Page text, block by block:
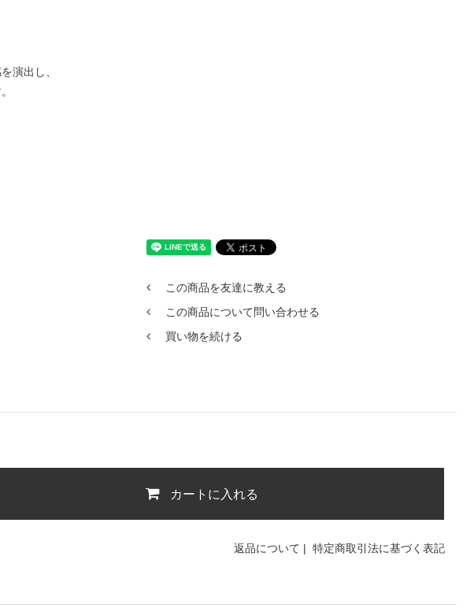
演出し、
この商品を友達に教える
この商品について問い合わせる
買い物を続ける
カートに入れる
返品について | 特定商取引法に基づく表記